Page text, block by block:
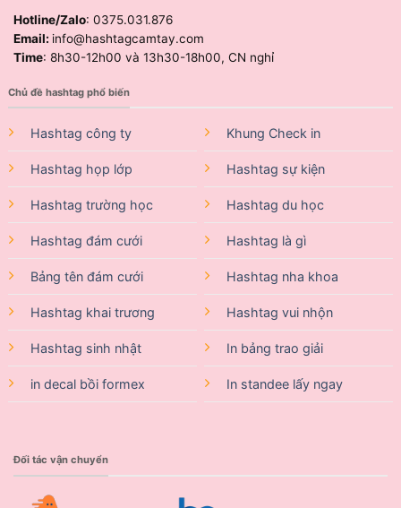
Hotline/Zalo: 0375.031.876
Email: info@hashtagcamtay.com
Time: 8h30-12h00 và 13h30-18h00, CN nghỉ
Chủ đề hashtag phổ biến
Hashtag công ty
Hashtag họp lớp
Hashtag trường học
Hashtag đám cưới
Bảng tên đám cưới
Hashtag khai trương
Hashtag sinh nhật
in decal bồi formex
Khung Check in
Hashtag sự kiện
Hashtag du học
Hashtag là gì
Hashtag nha khoa
Hashtag vui nhộn
In bảng trao giải
In standee lấy ngay
Đối tác vận chuyển